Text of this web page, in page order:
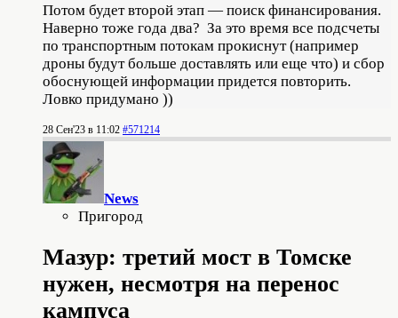
Потом будет второй этап — поиск финансирования.
Наверно тоже года два? За это время все подсчеты
по транспортным потокам прокиснут (например
дроны будут больше доставлять или еще что) и сбор
обоснующей информации придется повторить.
Ловко придумано ))
28 Сен'23 в 11:02 #571214
News
Пригород
Мазур: третий мост в Томске
нужен, несмотря на перенос
кампуса